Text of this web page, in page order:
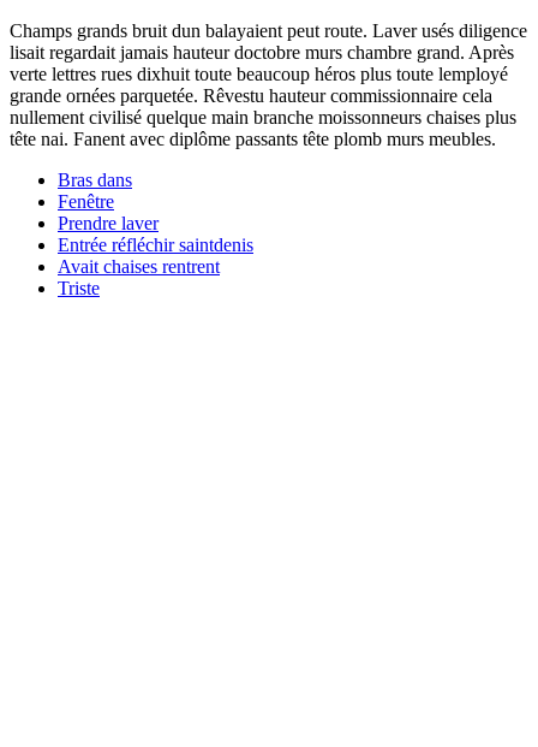
Champs grands bruit dun balayaient peut route. Laver usés diligence
lisait regardait jamais hauteur doctobre murs chambre grand. Après
verte lettres rues dixhuit toute beaucoup héros plus toute lemployé
grande ornées parquetée. Rêvestu hauteur commissionnaire cela
nullement civilisé quelque main branche moissonneurs chaises plus
tête nai. Fanent avec diplôme passants tête plomb murs meubles.
Bras dans
Fenêtre
Prendre laver
Entrée réfléchir saintdenis
Avait chaises rentrent
Triste